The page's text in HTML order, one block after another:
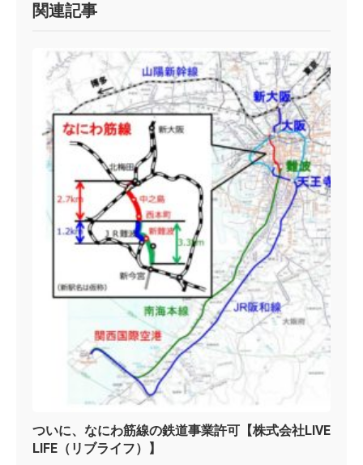
関連記事
ついに、なにわ筋線の鉄道事業許可【株式会社LIVE
LIFE（リブライフ）】